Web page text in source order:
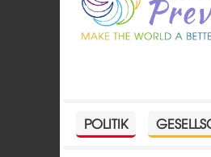
POLITIK